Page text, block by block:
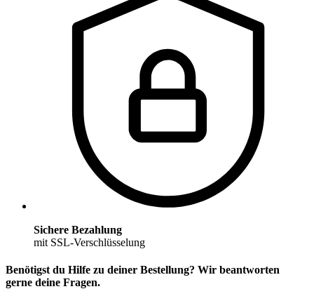
Sichere Bezahlung
mit SSL-Verschlüsselung
Benötigst du Hilfe zu deiner Bestellung? Wir beantworten
gerne deine Fragen.